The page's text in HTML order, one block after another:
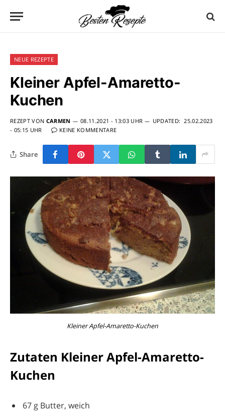
NEUE REZEPTE
Kleiner Apfel-Amaretto-
Kuchen
REZEPT VON CARMEN 08.11.2021 - 13:03 UHR UPDATED: 25.02.2023
- 05:15 UHR
KEINE KOMMENTARE
Share
Kleiner Apfel-Amaretto-Kuchen
Zutaten Kleiner Apfel-Amaretto-
Kuchen
67 g Butter, weich